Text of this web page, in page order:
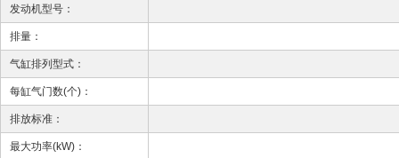
发动机型号：
排量：
气缸排列型式：
每缸气门数(个)：
排放标准：
最大功率(kW)：